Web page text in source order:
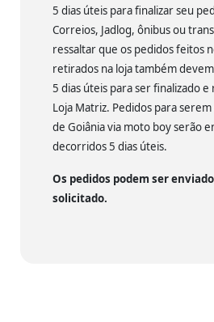
5 dias úteis para finalizar seu
Correios, Jadlog, ônibus ou
ressaltar que os pedidos feitos
retirados na loja também
5 dias úteis para ser finalizado
Loja Matriz. Pedidos para
de Goiânia via moto boy serão
decorridos 5 dias úteis.
Os pedidos podem ser
solicitado.